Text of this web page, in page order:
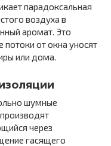
парадоксальная
воздуха в
аромат. Это
от окна уносят
или дома.
шумные
через
гасящего